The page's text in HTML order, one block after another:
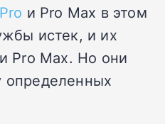
и Pro Max в этом
истек, и их
Pro Max. Но они
определенных